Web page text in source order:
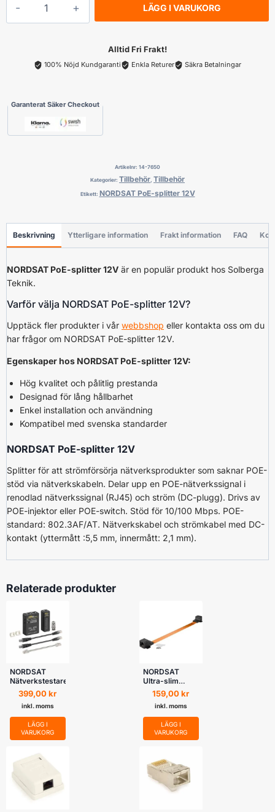
mängd
LÄGG I VARUKORG
Alltid Fri Frakt!
100% Nöjd Kundgaranti Enkla Returer Säkra Betalningar
Garanterat Säker Checkout
Artikelnr: 14-7650
Kategorier: Tillbehör Tillbehör
Etikett: NORDSAT PoE-splitter 12V
Beskrivning Ytterligare information Frakt information FAQ
NORDSAT PoE-splitter 12V är en populär produkt hos Solberga
Teknik.
Varför välja NORDSAT PoE-splitter 12V?
Upptäck fler produkter i vår webbshop eller kontakta oss om du
har frågor om NORDSAT PoE-splitter 12V.
Egenskaper hos NORDSAT PoE-splitter 12V:
Hög kvalitet och pålitlig prestanda
Designad för lång hållbarhet
Enkel installation och användning
Kompatibel med svenska standarder
NORDSAT PoE-splitter 12V
Splitter för att strömförsörja nätverksprodukter som saknar POE-
stöd via nätverkskabeln. Delar upp en POE-nätverkssignal i
renodlad nätverkssignal (RJ45) och ström (DC-plugg). Drivs av
POE-injektor eller POE-switch. Stöd för 10/100 Mbps. POE-
standard: 802.3AF/AT. Nätverkskabel och strömkabel med DC-
kontakt (yttermått :5,5 mm, innermått: 2,1 mm).
Relaterade produkter
NORDSAT
Nätverkstestare
399,00kr
inkl. moms
LÄGG I
VARUKORG
NORDSAT
Ultra-slim
RJ45 window
feed-through
159,00kr
inkl. moms
LÄGG I
VARUKORG